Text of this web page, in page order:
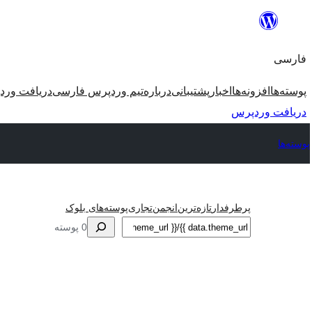
محتوا
فارسی
پوسته‌ها افزونه‌ها اخبار پشتیبانیدربارهتیم وردپرس فارسیدریافت
دریافت وردپرس
پوسته‌ها
پرطرفدار تازه‌ترینانجمنتجاریپوسته‌های بلوک
جستجو 0 پوسته